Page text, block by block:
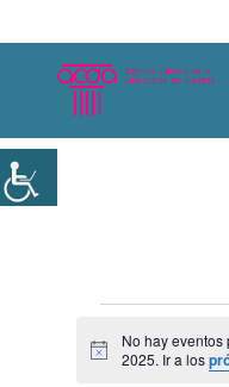
en
Aviso
No hay
2025. Ir a los